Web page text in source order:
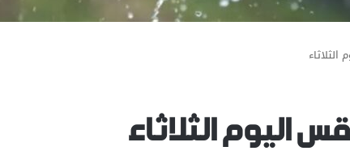
اليوم الثلاثاء